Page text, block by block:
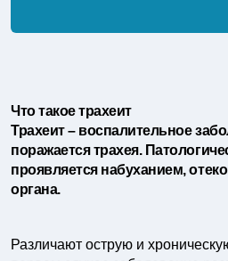
Что такое трахеит
Трахеит – воспалительное
поражается трахея.
проявляется набуханием,
органа.
Различают острую и